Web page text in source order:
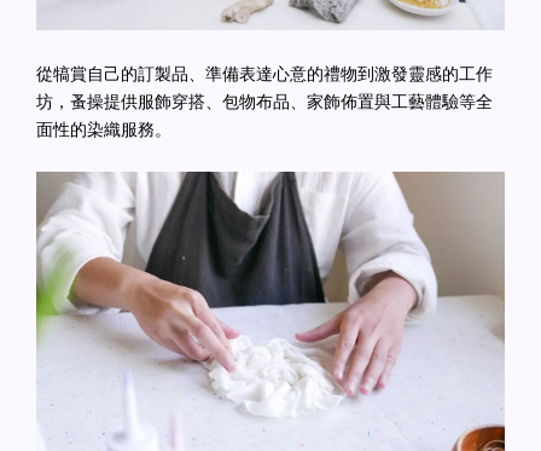
從犒賞自己的訂製品、準備表達心意的禮物到激發靈感的工作
坊，蚤操提供服飾穿搭、包物布品、家飾佈置與工藝體驗等全
面性的染織服務。